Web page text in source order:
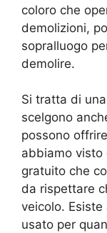
coloro che
demolizioni,
sopralluogo
demolire.
Si tratta di
scelgono
possono
abbiamo visto
gratuito che
da rispettare
veicolo.
usato per